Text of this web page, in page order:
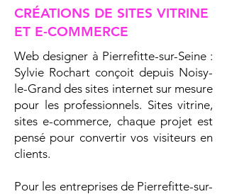
CRÉATIONS DE SITES VITRINE
ET E-COMMERCE
Web designer à Pierrefitte-sur-Seine :
Sylvie Rochart conçoit depuis Noisy-
le-Grand des sites internet sur mesure
pour les professionnels. Sites vitrine,
sites e-commerce, chaque projet est
pensé pour convertir vos visiteurs en
clients.
Pour les entreprises de Pierrefitte-sur-